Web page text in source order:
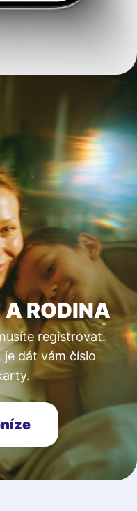
A RODINA
registrovat.
je dát vám číslo